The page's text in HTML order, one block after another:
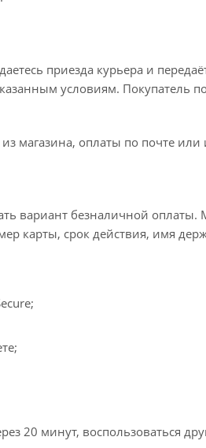
приезда курьера и
условиям.
магазина, оплаты по почте или
вариант безналичной
карты, срок действия, имя
20 минут, воспользоваться